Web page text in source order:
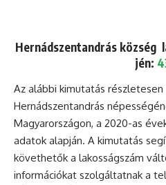
Hernádszentandrás község
jén:
Az alábbi kimutatás
Hernádszentandrás
Magyarországon, a 2020-as
adatok alapján. A kimutatás
követhetők a lakosságszám
információkat szolgáltatnak a